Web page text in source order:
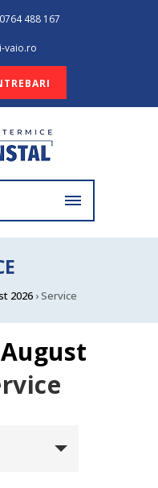
0764 488 167
vaio.ro
2026› Service